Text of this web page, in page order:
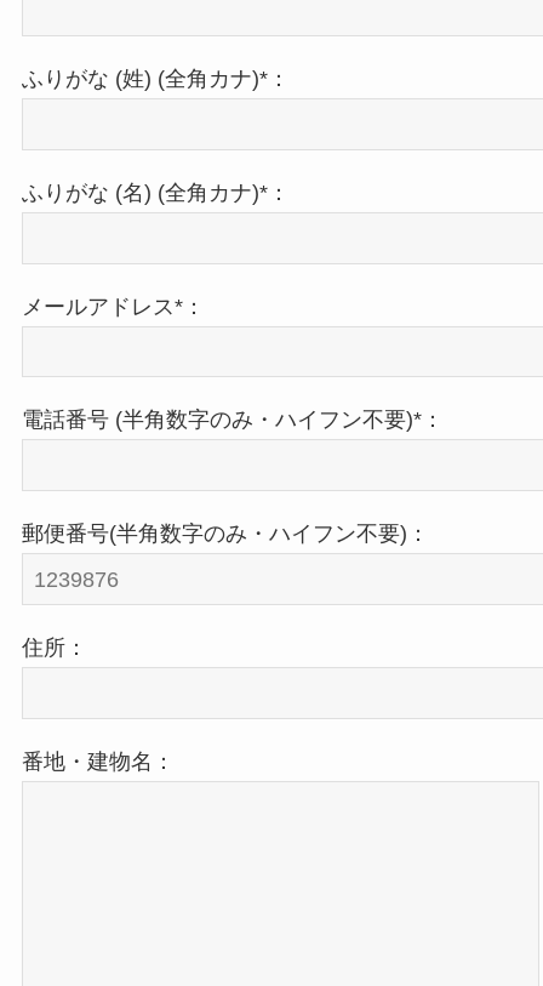
ふりがな (姓) (全角カナ)*：
ふりがな (名) (全角カナ)*：
メールアドレス*：
電話番号 (半角数字のみ・ハイフン不要)*：
郵便番号(半角数字のみ・ハイフン不要)：
住所：
番地・建物名：